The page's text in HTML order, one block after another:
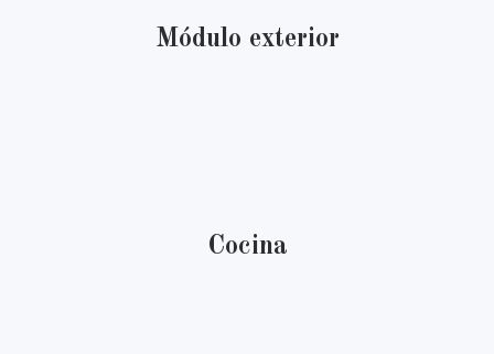
Módulo exterior
Cocina